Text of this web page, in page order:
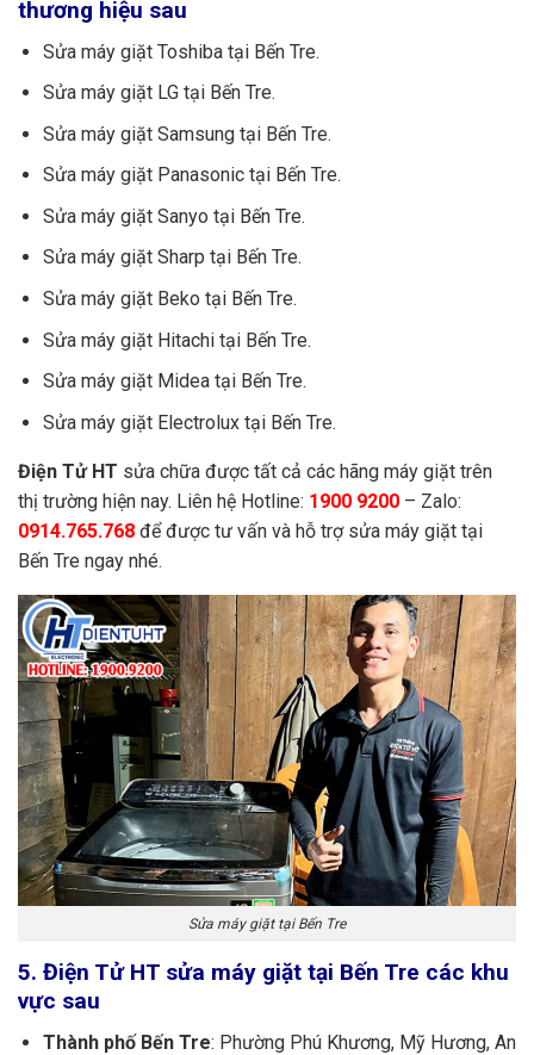
thương hiệu sau
Sửa máy giặt Toshiba tại Bến Tre.
Sửa máy giặt LG tại Bến Tre.
Sửa máy giặt Samsung tại Bến Tre.
Sửa máy giặt Panasonic tại Bến Tre.
Sửa máy giặt Sanyo tại Bến Tre.
Sửa máy giặt Sharp tại Bến Tre.
Sửa máy giặt Beko tại Bến Tre.
Sửa máy giặt Hitachi tại Bến Tre.
Sửa máy giặt Midea tại Bến Tre.
Sửa máy giặt Electrolux tại Bến Tre.
Điện Tử HT sửa chữa được tất cả các hãng máy giặt trên
thị trường hiện nay. Liên hệ Hotline: 1900 9200 – Zalo:
0914.765.768 để được tư vấn và hỗ trợ sửa máy giặt tại
Bến Tre ngay nhé.
Sửa máy giặt tại Bến Tre
5. Điện Tử HT sửa máy giặt tại Bến Tre các khu
vực sau
Thành phố Bến Tre: Phường Phú Khương, Mỹ Hương, An